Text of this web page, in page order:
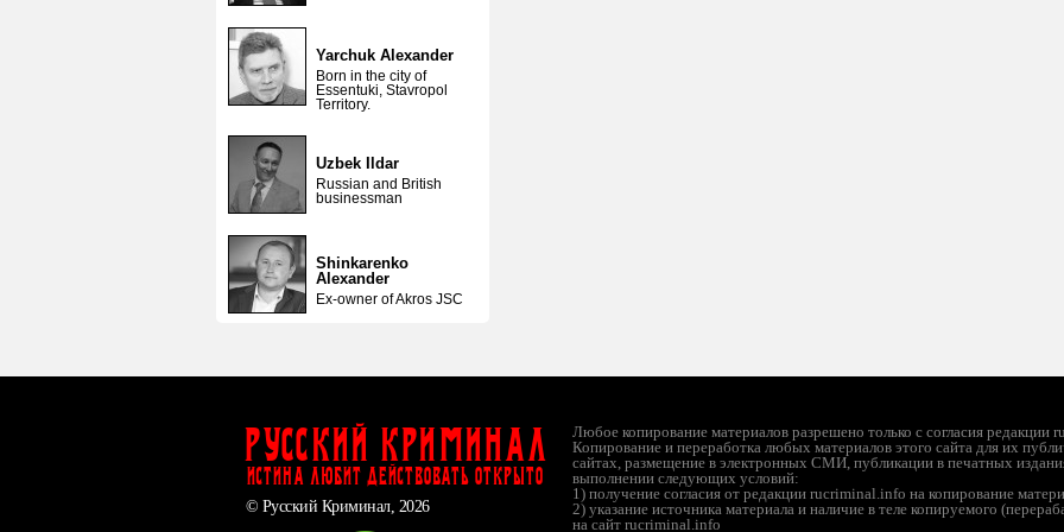
Yarchuk Alexander
Born in the city of
Essentuki, Stavropol
Territory.
Uzbek Ildar
Russian and British
businessman
Shinkarenko
Alexander
Ex-owner of Akros JSC
Русский Криминал
ИСТИНА ЛЮБИТ ДЕЙСТВОВАТЬ ОТКРЫТО
© Русский Криминал, 2026
Любое копирование материалов разрешено только с согласия редакции
Копирование и переработка любых материалов этого сайта для их
сайтах, размещение в электронных СМИ, публикации в печатных
выполнении следующих условий:
1) получение согласия от редакции rucriminal.info на копирование
2) указание источника материала и наличие в теле копируемого
на сайт rucriminal.info